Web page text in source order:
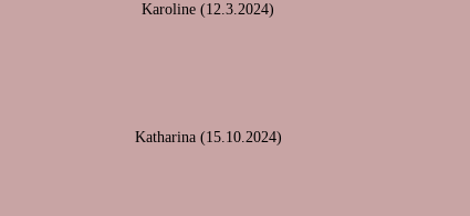
Karoline (12.3.2024)
Katharina (15.10.2024)